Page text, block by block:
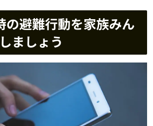
避難行動を家族みん
ましょう